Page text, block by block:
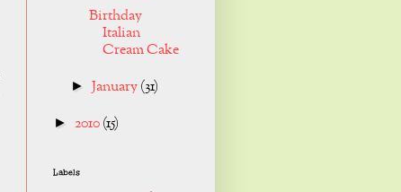
Birthday
Italian
Cream Cake
►January(31)
► 2010(15)
Labels